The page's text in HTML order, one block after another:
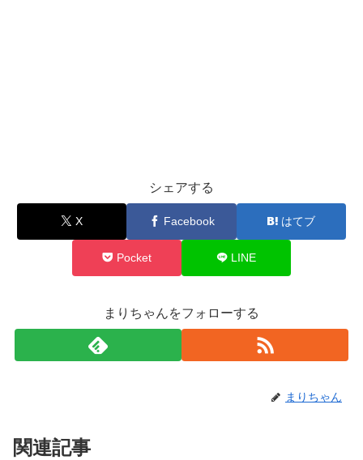
シェアする
X Facebook はてブ
Pocket LINE
まりちゃんをフォローする
まりちゃん
関連記事